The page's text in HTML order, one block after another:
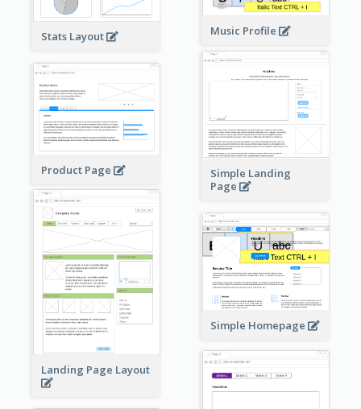
Stats Layout Music Profile
Simple Landing
Page
Product Page
Landing Page Layout
Simple Homepage